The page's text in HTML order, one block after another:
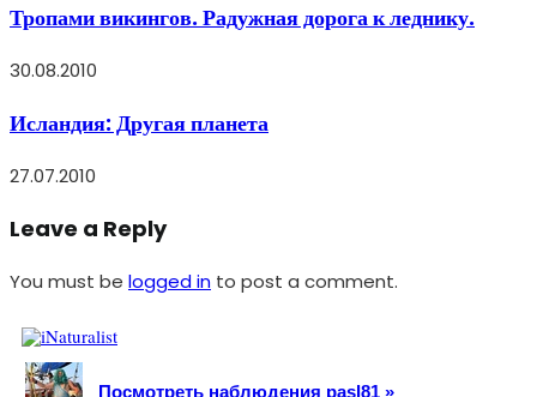
Тропами викингов. Радужная дорога к леднику.
30.08.2010
Исландия: Другая планета
27.07.2010
Leave a Reply
You must be logged in to post a comment.
Посмотреть наблюдения pasl81 »